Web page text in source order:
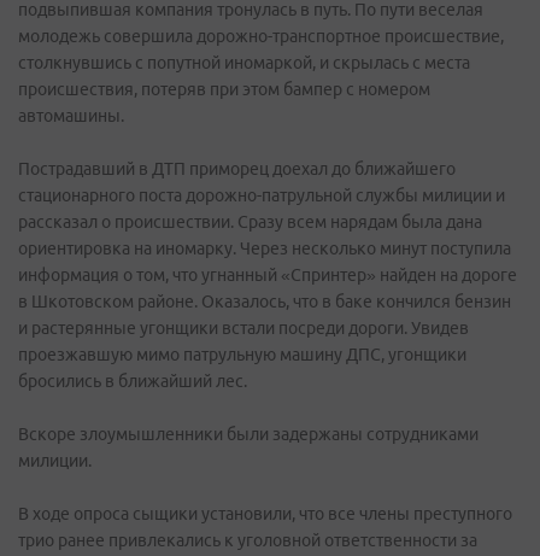
подвыпившая компания тронулась в путь. По пути веселая
молодежь совершила дорожно-транспортное происшествие,
столкнувшись с попутной иномаркой, и скрылась с места
происшествия, потеряв при этом бампер с номером
автомашины.
Пострадавший в ДТП приморец доехал до ближайшего
стационарного поста дорожно-патрульной службы милиции и
рассказал о происшествии. Сразу всем нарядам была дана
ориентировка на иномарку. Через несколько минут поступила
информация о том, что угнанный «Спринтер» найден на дороге
в Шкотовском районе. Оказалось, что в баке кончился бензин
и растерянные угонщики встали посреди дороги. Увидев
проезжавшую мимо патрульную машину ДПС, угонщики
бросились в ближайший лес.
Вскоре злоумышленники были задержаны сотрудниками
милиции.
В ходе опроса сыщики установили, что все члены преступного
трио ранее привлекались к уголовной ответственности за